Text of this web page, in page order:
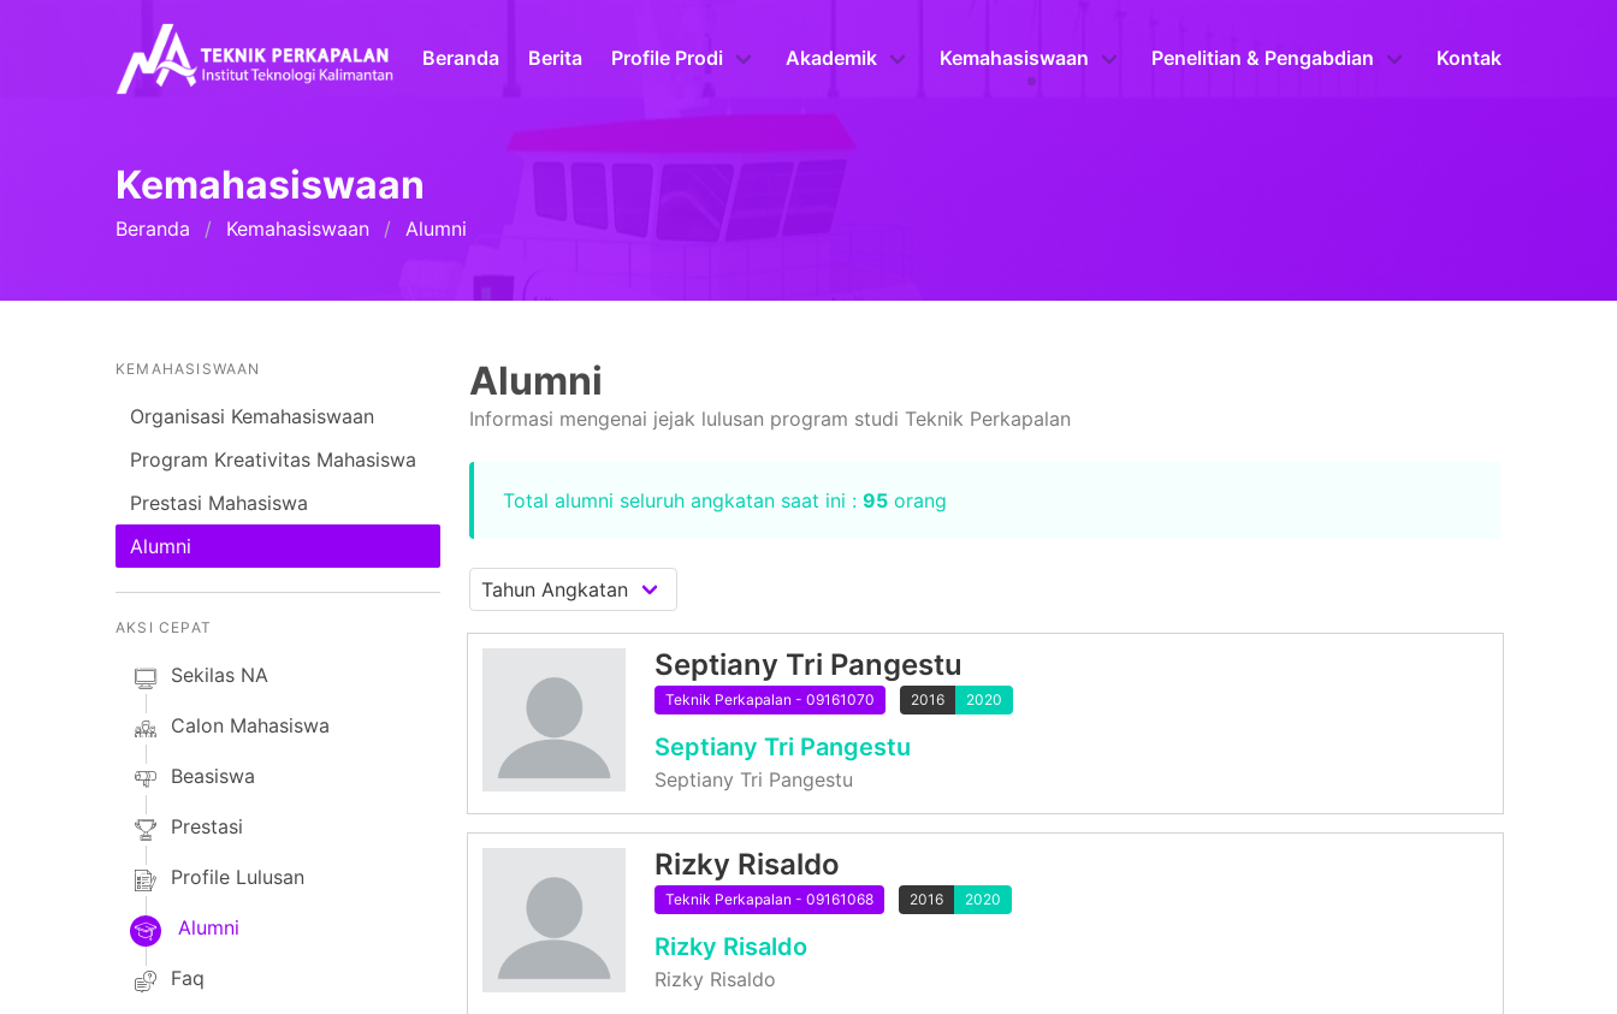
Beranda Berita Profile Prodi Akademik Kemahasiswaan Penelitian & Pengabdian Kontak
Kemahasiswaan
Beranda Kemahasiswaan Alumni
KEMAHASISWAAN
Organisasi Kemahasiswaan
Program Kreativitas Mahasiswa
Prestasi Mahasiswa
Alumni
AKSI CEPAT
Sekilas NA
Calon Mahasiswa
Beasiswa
Prestasi
Profile Lulusan
Alumni
Faq
Alumni
Informasi mengenai jejak lulusan program studi Teknik Perkapalan
Total alumni seluruh angkatan saat ini : 95 orang
Septiany Tri Pangestu
Teknik Perkapalan - 09161070 2016 2020
Septiany Tri Pangestu
Septiany Tri Pangestu
Rizky Risaldo
Teknik Perkapalan - 09161068 2016 2020
Rizky Risaldo
Rizky Risaldo